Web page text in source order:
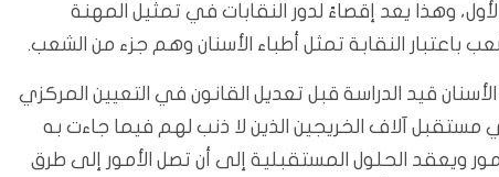
أطراف الرأي الأول، وهذا يعد إقصاءً لدور النقابات في تمثيل المهنة
باعتبار النقابة تمثل أطباء الأسنان وهم جزء من الشعب.
قيد الدراسة قبل تعديل القانون في التعيين المركزي
آلاف الخريجين الذين لا ذنب لهم فيما جاءت به
ويعقد الحلول المستقبلية إلى أن تصل الأمور إلى طرق